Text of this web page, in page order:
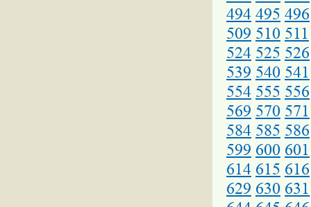
494 495 496
509 510 511
524 525 526
539 540 541
554 555 556
569 570 571
584 585 586
599 600 601
614 615 616
629 630 631